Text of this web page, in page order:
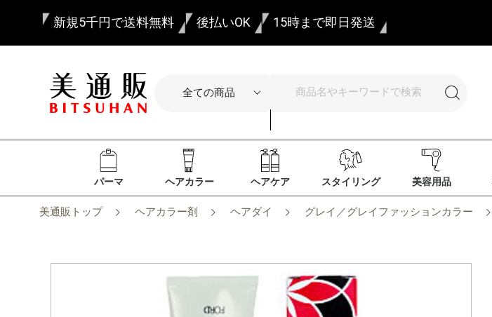
新規5千円で送料無料 後払いOK 15時まで即日発送
パーマ ヘアカラー ヘアケア スタイリング 美容用品
美通販トップ ヘアカラー剤 ヘアダイ グレイ／グレイファッションカラー